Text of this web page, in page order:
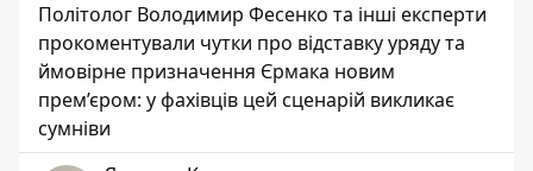
Політолог Володимир Фесенко та інші експерти
прокоментували чутки про відставку уряду та
ймовірне призначення Єрмака новим
прем’єром: у фахівців цей сценарій викликає
сумніви